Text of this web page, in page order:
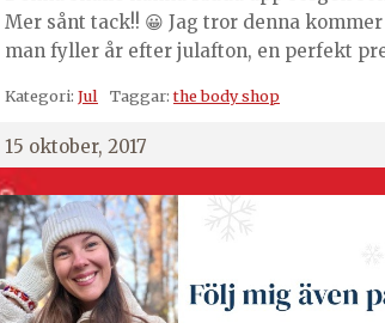
Mer sånt tack!! 😀 Jag tror denna
man fyller år efter julafton, en perfekt
Kategori: Jul Taggar:the body shop
15 oktober, 2017